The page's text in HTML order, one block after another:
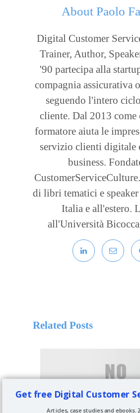
About Paolo
Digital Customer
Trainer, Author,
'90 partecipa alla
compagnia assicurativa
seguendo l'intero
cliente. Dal 2013 come
formatore aiuta le
servizio clienti digitale
business.
di libri tematici e
Italia e all'estero.
all'Università
Related Posts
Get free Digital Customer
Articles, case studies and ebooks.